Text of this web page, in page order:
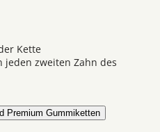
Kette
zweiten Zahn des
Premium Gummiketten